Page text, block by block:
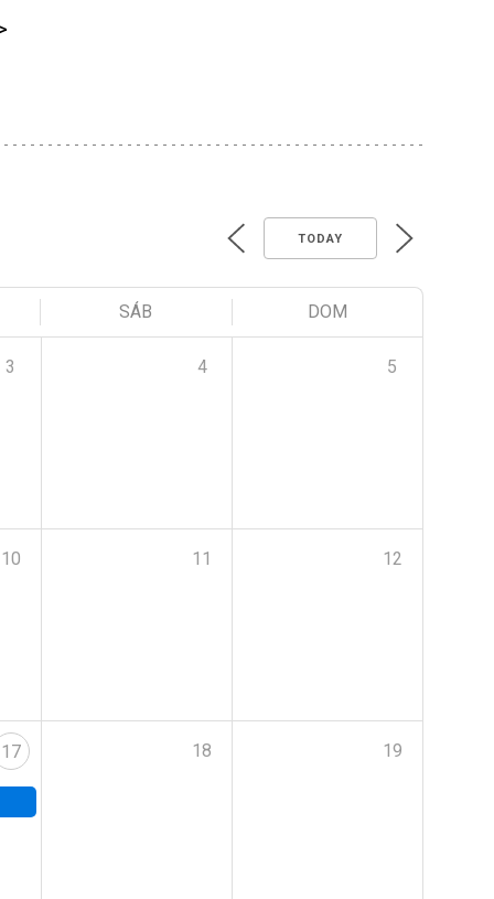
TODAY
SÁB DOM
3 4 5
10 11 12
17 18 19